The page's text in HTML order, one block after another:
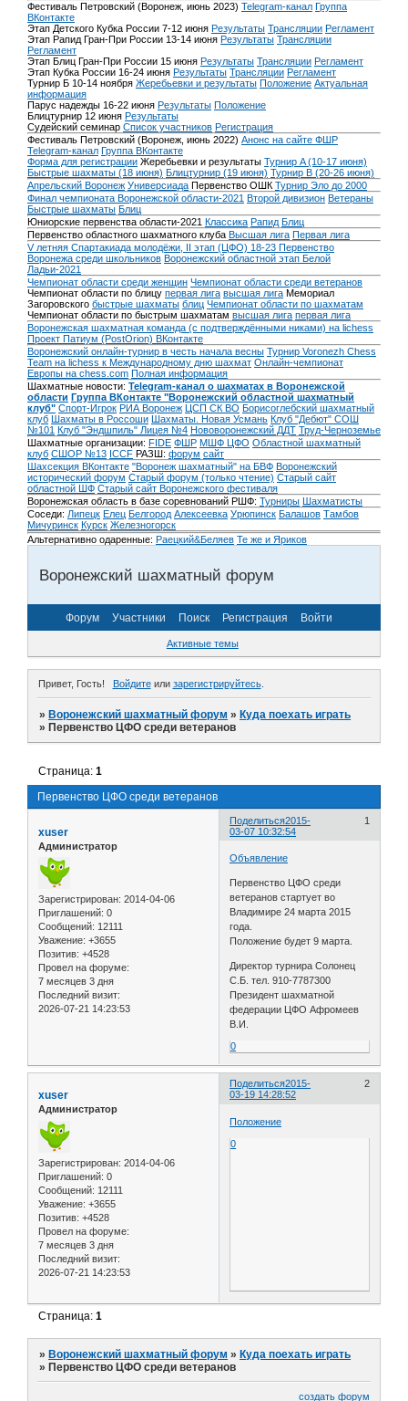
Фестиваль Петровский (Воронеж, июнь 2023) Telegram-канал Группа
ВКонтакте
Этап Детского Кубка России 7-12 июня Результаты Трансляции Регламент
Этап Рапид Гран-При России 13-14 июня Результаты Трансляции
Регламент
Этап Блиц Гран-При России 15 июня Результаты Трансляции Регламент
Этап Кубка России 16-24 июня Результаты Трансляции Регламент
Турнир Б 10-14 ноября Жеребьевки и результаты Положение Актуальная
информация
Парус надежды 16-22 июня Результаты Положение
Блицтурнир 12 июня Результаты
Судейский семинар Список участников Регистрация
Фестиваль Петровский (Воронеж, июнь 2022) Анонс на сайте ФШР
Telegram-канал Группа ВКонтакте
Форма для регистрации Жеребьевки и результаты Турнир A (10-17 июня)
Быстрые шахматы (18 июня) Блицтурнир (19 июня) Турнир B (20-26 июня)
Апрельский Воронеж Универсиада Первенство ОШК Турнир Эло до 2000
Финал чемпионата Воронежской области-2021 Второй дивизион Ветераны
Быстрые шахматы Блиц
Юниорские первенства области-2021 Классика Рапид Блиц
Первенство областного шахматного клуба Высшая лига Первая лига
V летняя Спартакиада молодёжи, II этап (ЦФО) 18-23 Первенство
Воронежа среди школьников Воронежский областной этап Белой
Ладьи-2021
Чемпионат области среди женщин Чемпионат области среди ветеранов
Чемпионат области по блицу первая лига высшая лига Мемориал
Загоровского быстрые шахматы блиц Чемпионат области по шахматам
Чемпионат области по быстрым шахматам высшая лига первая лига
Воронежская шахматная команда (с подтверждёнными никами) на lichess
Проект Патиум (PostOrion) ВКонтакте
Воронежский онлайн-турнир в честь начала весны Турнир Voronezh Chess
Team на lichess к Международному дню шахмат Онлайн-чемпионат
Европы на chess.com Полная информация
Шахматные новости: Telegram-канал о шахматах в Воронежской
области Группа ВКонтакте "Воронежский областной шахматный
клуб" Спорт-Игрок РИА Воронеж ЦСП СК ВО Борисоглебский шахматный
клуб Шахматы в Россоши Шахматы. Новая Усмань Клуб "Дебют" СОШ
№101 Клуб "Эндшпиль" Лицея №4 Нововоронежский ДДТ Труд-Черноземье
Шахматные организации: FIDE ФШР МШФ ЦФО Областной шахматный
клуб СШОР №13 ICCF РАЗШ: форум сайт
Шахсекция ВКонтакте "Воронеж шахматный" на БВФ Воронежский
исторический форум Cтарый форум (только чтение) Старый сайт
областной ШФ Старый сайт Воронежского фестиваля
Воронежская область в базе соревнований РШФ: Турниры Шахматисты
Соседи: Липецк Елец Белгород Алексеевка Урюпинск Балашов Тамбов
Мичуринск Курск Железногорск
Альтернативно одаренные: Раецкий&Беляев Те же и Яриков
Воронежский шахматный форум
Форум Участники Поиск Регистрация Войти
Активные темы
Привет, Гость! Войдитеили зарегистрируйтесь.
»Воронежский шахматный форум »Куда поехать играть
»Первенство ЦФО среди ветеранов
Первенство ЦФО среди ветеранов
Страница:1
Поделиться 1
2015-
03-07 10:32:54
xuser
Администратор
Зарегистрирован: 2014-04-06
Приглашений: 0
Сообщений: 12111
Уважение: +3655
Позитив: +4528
Провел на форуме:
7 месяцев 3 дня
Последний визит:
2026-07-21 14:23:53
Объявление
Первенство ЦФО среди
ветеранов стартует во
Владимире 24 марта 2015
года.
Положение будет 9 марта.
Директор турнира Солонец
С.Б. тел. 910-7787300
Президент шахматной
федерации ЦФО Афромеев
В.И.
0
Поделиться 2
2015-
03-19 14:28:52
xuser
Администратор
Зарегистрирован: 2014-04-06
Приглашений: 0
Сообщений: 12111
Уважение: +3655
Позитив: +4528
Провел на форуме:
7 месяцев 3 дня
Последний визит:
2026-07-21 14:23:53
Положение
0
Страница:1
» Воронежский шахматный форум » Куда поехать играть
» Первенство ЦФО среди ветеранов
создать форум